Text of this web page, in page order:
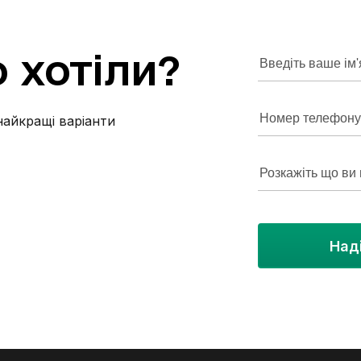
заселення для порядних людей без тварин та
без шкідливих звичок на тривалий термін (від
телефонуйте!
хотіли?
варіанти